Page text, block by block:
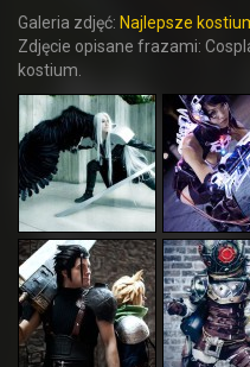
Galeria zdjęć: Najlepsze
Zdjęcie opisane frazami:
kostium.